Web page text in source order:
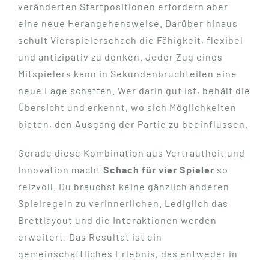
veränderten Startpositionen erfordern aber
eine neue Herangehensweise. Darüber hinaus
schult Vierspielerschach die Fähigkeit, flexibel
und antizipativ zu denken. Jeder Zug eines
Mitspielers kann in Sekundenbruchteilen eine
neue Lage schaffen. Wer darin gut ist, behält die
Übersicht und erkennt, wo sich Möglichkeiten
bieten, den Ausgang der Partie zu beeinflussen.
Gerade diese Kombination aus Vertrautheit und
Innovation macht Schach für vier Spieler so
reizvoll. Du brauchst keine gänzlich anderen
Spielregeln zu verinnerlichen. Lediglich das
Brettlayout und die Interaktionen werden
erweitert. Das Resultat ist ein
gemeinschaftliches Erlebnis, das entweder in